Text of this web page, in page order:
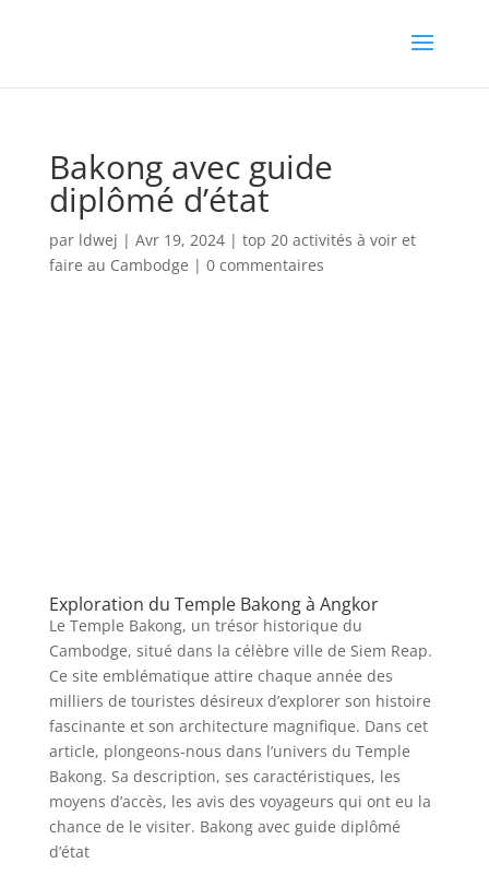
Bakong avec guide
diplômé d’état
par ldwej | Avr 19, 2024| top 20 activités à voir et
faire au Cambodge | 0 commentaires
Exploration du Temple Bakong à Angkor
Le Temple Bakong, un trésor historique du
Cambodge, situé dans la célèbre ville de Siem Reap.
Ce site emblématique attire chaque année des
milliers de touristes désireux d’explorer son histoire
fascinante et son architecture magnifique. Dans cet
article, plongeons-nous dans l’univers du Temple
Bakong. Sa description, ses caractéristiques, les
moyens d’accès, les avis des voyageurs qui ont eu la
chance de le visiter. Bakong avec guide diplômé
d’état